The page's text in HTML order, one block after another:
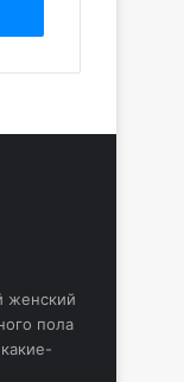
женский
пола